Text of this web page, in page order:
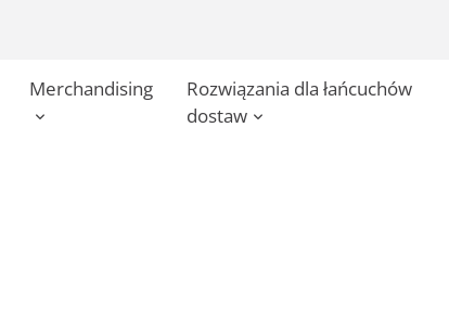
Merchandising
Rozwiązania dla łańcuchów
dostaw